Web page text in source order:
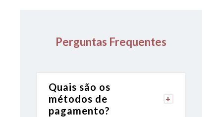
Perguntas Frequentes
Quais são os
métodos de
pagamento?